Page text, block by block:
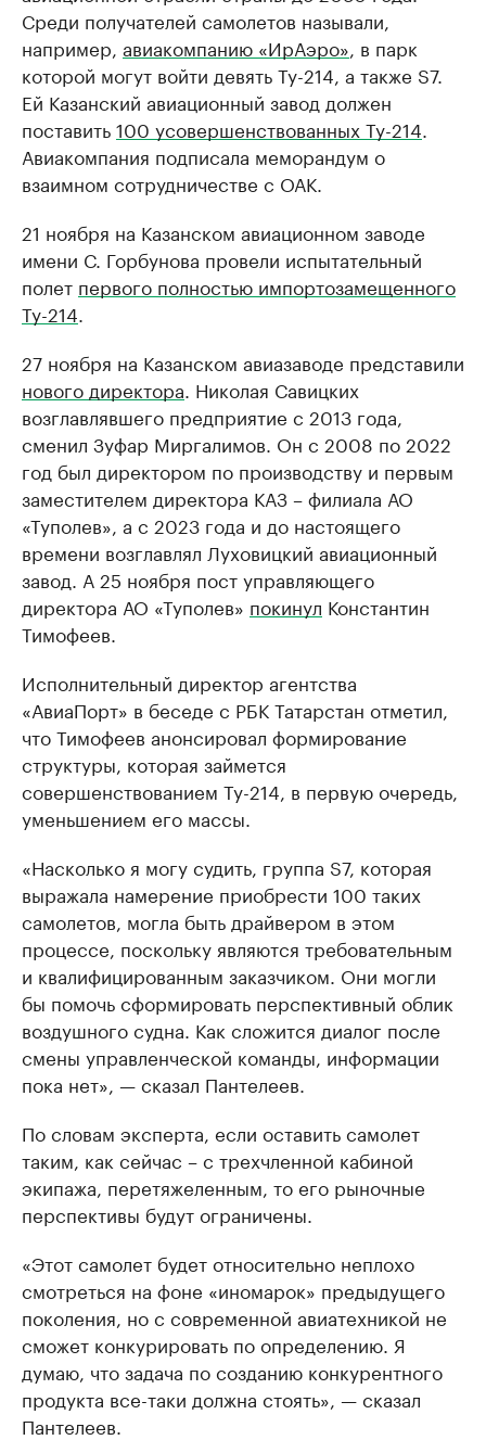
Среди получателей самолетов называли,
например, авиакомпанию «ИрАэро» , в парк
которой могут войти девять Ту-214, а также S7.
Ей Казанский авиационный завод должен
поставить100 усовершенствованных Ту-214
Авиакомпания подписала меморандум о
взаимном сотрудничестве с ОАК.
21 ноября на Казанском авиационном заводе
имени С. Горбунова провели испытательный
полет первого полностью импортозамещенного
Ту-214
27 ноября на Казанском авиазаводе представили
нового директора . Николая Савицких
возглавлявшего предприятие с 2013 года,
сменил Зуфар Миргалимов. Он с 2008 по 2022
год был директором по производству и первым
заместителем директора КАЗ – филиала АО
«Туполев», а с 2023 года и до настоящего
времени возглавлял Луховицкий авиационный
завод. А 25 ноября пост управляющего
директора АО «Туполев» покинул Константин
Тимофеев.
Исполнительный директор агентства
«АвиаПорт» в беседе с РБК Татарстан отметил,
что Тимофеев анонсировал формирование
структуры, которая займется
совершенствованием Ту-214, в первую очередь,
уменьшением его массы.
«Насколько я могу судить, группа S7, которая
выражала намерение приобрести 100 таких
самолетов, могла быть драйвером в этом
процессе, поскольку являются требовательным
и квалифицированным заказчиком. Они могли
бы помочь сформировать перспективный облик
воздушного судна. Как сложится диалог после
смены управленческой команды, информации
пока нет», — сказал Пантелеев.
По словам эксперта, если оставить самолет
таким, как сейчас – с трехчленной кабиной
экипажа, перетяжеленным, то его рыночные
перспективы будут ограничены.
«Этот самолет будет относительно неплохо
смотреться на фоне «иномарок» предыдущего
поколения, но с современной авиатехникой не
сможет конкурировать по определению. Я
думаю, что задача по созданию конкурентного
продукта все-таки должна стоять», — сказал
Пантелеев.